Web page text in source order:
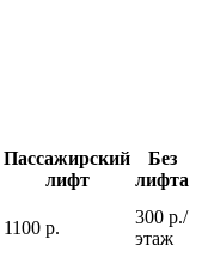
Пассажирский
лифт
Без
лифта
1100 р.
300 р./
этаж